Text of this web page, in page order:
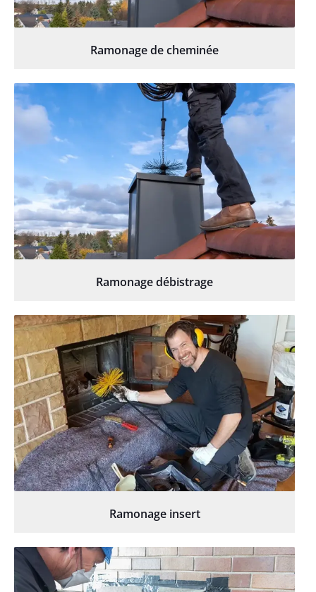
Ramonage de cheminée
Ramonage débistrage
Ramonage insert